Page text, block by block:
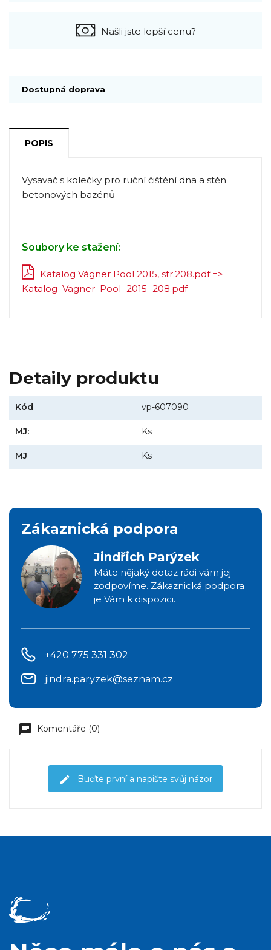
Našli jste lepší cenu?
Dostupná doprava
POPIS
Vysavač s kolečky pro ruční čištění dna a stěn
betonových bazénů
Soubory ke stažení:
Katalog Vágner Pool 2015, str.208.pdf =>
Katalog_Vagner_Pool_2015_208.pdf
Detaily produktu
Kód vp-607090
MJ: Ks
MJ Ks
Zákaznická podpora
Jindřich Parýzek
Máte nějaký dotaz rádi vám jej
zodpovíme. Zákaznická podpora
je Vám k dispozici.
+420 775 331 302
jindra.paryzek@seznam.cz
Komentáře (0)
Buďte první a napište svůj názor